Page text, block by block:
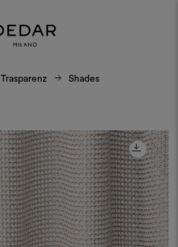
Trasparenz Shades